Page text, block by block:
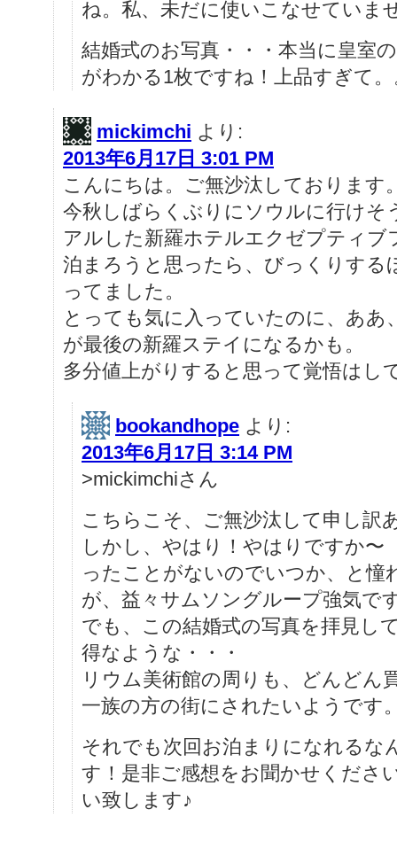
ね。私、未だに使いこなせてい
結婚式のお写真・・・本当に皇室
がわかる1枚ですね！上品すぎて
mickimchi より:
2013年6月17日 3:01 PM
こんにちは。ご無沙汰しております
今秋しばらくぶりにソウルに行けそ
アルした新羅ホテルエクゼプティブ
泊まろうと思ったら、びっくりする
ってました。
とっても気に入っていたのに、ああ
が最後の新羅ステイになるかも。
多分値上がりすると思って覚悟は
bookandhope より:
2013年6月17日 3:14 PM
>mickimchiさん
こちらこそ、ご無沙汰して申し訳
しかし、やはり！やはりですか
ったことがないのでいつか、と憧
が、益々サムソングループ強気で
でも、この結婚式の写真を拝見し
得なような・・・
リウム美術館の周りも、どんどん
一族の方の街にされたいようです
それでも次回お泊まりになれるな
す！是非ご感想をお聞かせくださ
い致します♪